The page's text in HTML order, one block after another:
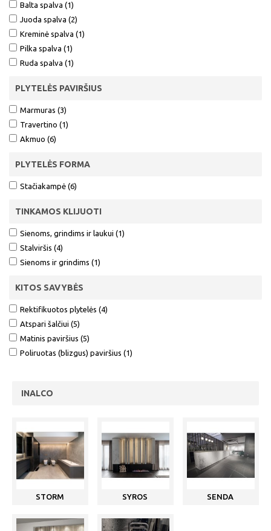
Balta spalva (1)
Juoda spalva (2)
Kreminė spalva (1)
Pilka spalva (1)
Ruda spalva (1)
PLYTELĖS PAVIRŠIUS
Marmuras (3)
Travertino (1)
Akmuo (6)
PLYTELĖS FORMA
Stačiakampė (6)
TINKAMOS KLIJUOTI
Sienoms, grindims ir laukui (1)
Stalviršis (4)
Sienoms ir grindims (1)
KITOS SAVYBĖS
Rektifikuotos plytelės (4)
Atspari šalčiui (5)
Matinis paviršius (5)
Poliruotas (blizgus) paviršius (1)
INALCO
STORM SYROS SENDA